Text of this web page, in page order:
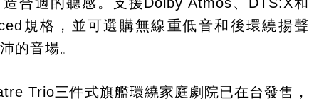
規格，並可選購無線重低音和後環繞揚聲
的音場。
Trio三件式旗艦環繞家庭劇院已在台發售，